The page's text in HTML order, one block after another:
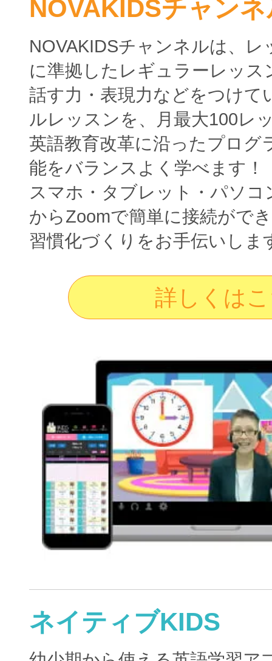
NOVAKIDSチャン
NOVAKIDSチャンネルは、
に準拠したレギュラーレッス
話す力・表現力などをつけて
ルレッスンを、月最大100レ
英語教育改革に沿ったプログ
能をバランスよく学べます！
スマホ・タブレット・パソ
からZoomで簡単に接続がで
習慣化づくりをお手伝いしま
詳しくは
ネイティブKIDS